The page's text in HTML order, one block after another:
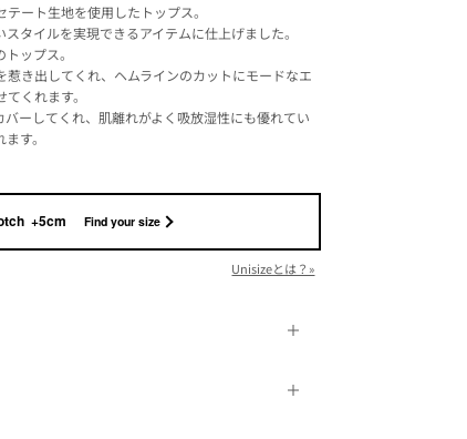
ート生地を使用したトップス。
タイルを実現できるアイテムに仕上げました。
ップス。
き出してくれ、ヘムラインのカットにモードなエ
くれます。
ーしてくれ、肌離れがよく吸放湿性にも優れてい
す。
+5cm Find your size
Unisizeとは？»